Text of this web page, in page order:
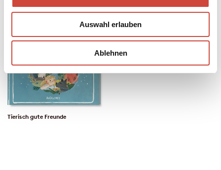
Auswahl erlauben
Ablehnen
Tierisch gute Freunde